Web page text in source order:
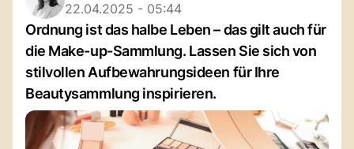
22.04.2025 - 05:44
Ordnung ist das halbe Leben – das gilt auch für
die Make-up-Sammlung. Lassen Sie sich von
stilvollen Aufbewahrungsideen für Ihre
Beautysammlung inspirieren.